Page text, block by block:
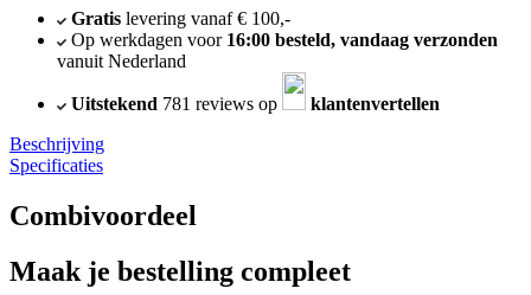
Gratislevering vanaf € 100,-
Op werkdagen voor 16:00 besteld, vandaag verzonden
vanuit Nederland
Uitstekend 781 reviews op
klantenvertellen
Beschrijving
Specificaties
Combivoordeel
Maak je bestelling compleet